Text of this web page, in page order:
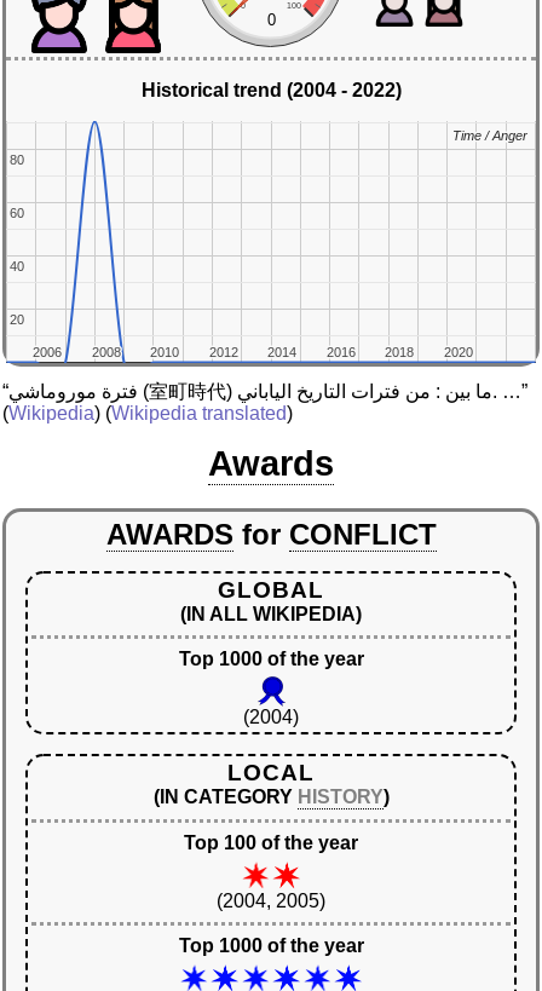
0 100
0
Historical trend (2004 - 2022)
2006
2006 2008
2008 2010
2010 2012
2012 2014
2014 2016
2016 2018
2018 2020
2020
20
20
40
40
60
60
80
80
Time / Anger
Time / Anger
“فترة موروماشي (室町時代) ما بين : من فترات التاريخ الياباني. …”
(Wikipedia) (Wikipedia translated)
Awards
AWARDS for CONFLICT
GLOBAL
(IN ALL WIKIPEDIA)
Top 1000 of the year
(2004)
LOCAL
(IN CATEGORY HISTORY)
Top 100 of the year
(2004, 2005)
Top 1000 of the year